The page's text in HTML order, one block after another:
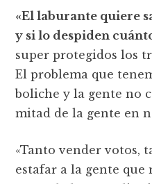
«El laburante quiere
y si lo despiden
super protegidos los
El problema que
boliche y la gente no
mitad de la gente en
«Tanto vender votos,
estafar a la gente que